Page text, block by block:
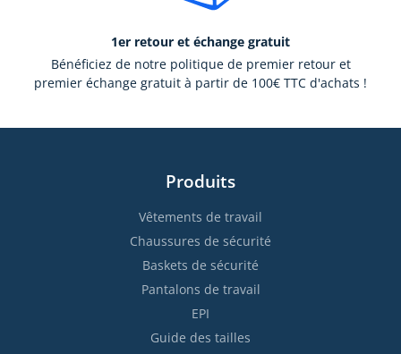
1er retour et échange gratuit
Bénéficiez de notre politique de premier retour et
premier échange gratuit à partir de 100€ TTC d'achats !
Produits
Vêtements de travail
Chaussures de sécurité
Baskets de sécurité
Pantalons de travail
EPI
Guide des tailles